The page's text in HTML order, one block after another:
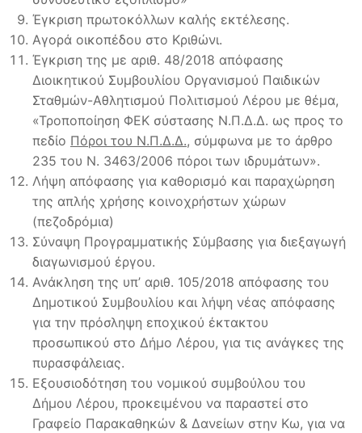
Έγκριση πρωτοκόλλων καλής εκτέλεσης.
Αγορά οικοπέδου στο Κριθώνι.
Έγκριση της με αριθ. 48/2018 απόφασης
Διοικητικού Συμβουλίου Οργανισμού Παιδικών
Σταθμών-Αθλητισμού Πολιτισμού Λέρου με θέμα,
«Τροποποίηση ΦΕΚ σύστασης Ν.Π.Δ.Δ. ως προς το
πεδίο Πόροι του Ν.Π.Δ.Δ., σύμφωνα με το άρθρο
235 του Ν. 3463/2006 πόροι των ιδρυμάτων».
Λήψη απόφασης για καθορισμό και παραχώρηση
της απλής χρήσης κοινοχρήστων χώρων
(πεζοδρόμια)
Σύναψη Προγραμματικής Σύμβασης για διεξαγωγή
διαγωνισμού έργου.
Ανάκληση της υπ’ αριθ. 105/2018 απόφασης του
Δημοτικού Συμβουλίου και λήψη νέας απόφασης
για την πρόσληψη εποχικού έκτακτου
προσωπικού στο Δήμο Λέρου, για τις ανάγκες της
πυρασφάλειας.
Εξουσιοδότηση του νομικού συμβούλου του
Δήμου Λέρου, προκειμένου να παραστεί στο
Γραφείο Παρακαθηκών & Δανείων στην Κω, για να